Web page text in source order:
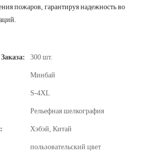
пожаров, гарантируя надежность во
300 шт.
Минбай
S-4XL
Рельефная шелкография
Хэбэй, Китай
пользовательский цвет